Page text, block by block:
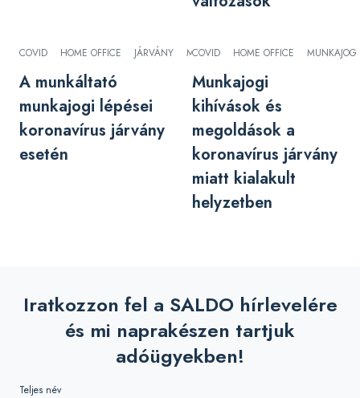
COVID HOME OFFICE JÁRVÁNY MUNKAJOG SZABADSÁG
A munkáltató
munkajogi lépései
koronavírus járvány
esetén
COVID HOME OFFICE MUNKAJOG
Munkajogi
kihívások és
megoldások a
koronavírus járvány
miatt kialakult
helyzetben
Iratkozzon fel a SALDO hírlevelére
és mi naprakészen tartjuk
adóügyekben!
Teljes név